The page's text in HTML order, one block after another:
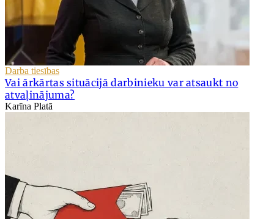
Darba tiesības
Vai ārkārtas situācijā darbinieku var atsaukt no
atvaļinājuma?
Karīna Platā